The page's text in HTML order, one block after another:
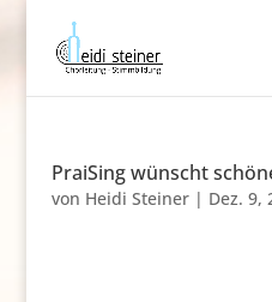
PraiSing wünscht
von Heidi Steiner| Dez. 9,